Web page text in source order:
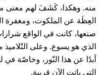
منه. وهكذا، كَشَفَ لهم معنى
العِظَة عن الملكوت، ومغفرة
صنعها، كانت في الواقع
الذي هو يسوع. وعلى التّلاميذ
أبدًا عن هذا النّور، وخاصّة
التي باتت الآن قريبة.